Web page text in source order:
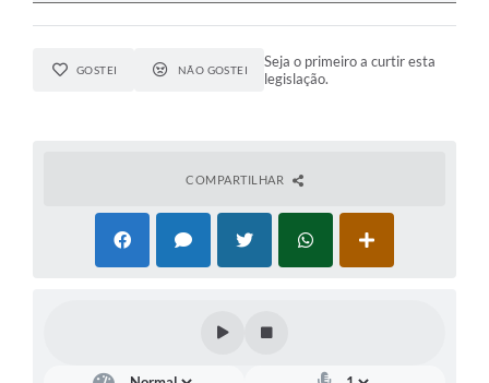
GOSTEI NÃO GOSTEI
Seja o primeiro a curtir esta
legislação.
COMPARTILHAR